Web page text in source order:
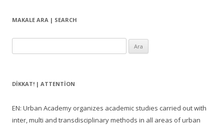
MAKALE ARA | SEARCH
DIKKAT! | ATTENTION
EN: Urban Academy organizes academic studies carried out with
inter, multi and transdisciplinary methods in all areas of urban